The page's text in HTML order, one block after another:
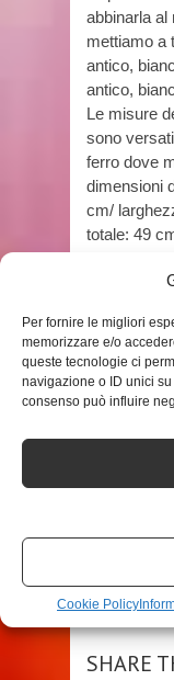
Per fornire le migliori
memorizzare e/o
queste tecnologie ci
navigazione o ID unici
consenso può influire
Cookie Policy
abbinarla al
mettiamo a
antico,
antico,
Le misure
sono
ferro dove
dimensioni
cm/
totale: 49
cm/
(alla data del
SHARE